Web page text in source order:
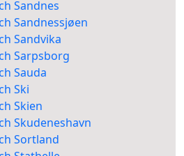
Sandnes
Sandnessjøen
Sandvika
Sarpsborg
Sauda
Ski
Skien
Skudeneshavn
Sortland